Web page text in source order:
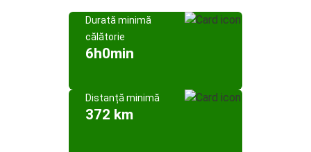
Durată minimă
călătorie
6h0min
Distanță minimă
372 km